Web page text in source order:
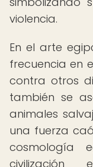
violencia.
En el arte
frecuencia en
contra otros
también se
animales
una fuerza
cosmología
civilización